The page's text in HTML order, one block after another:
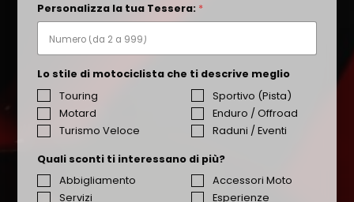
Personalizza la tua Tessera: *
Lo stile di motociclista che ti descrive meglio
Touring
Sportivo (Pista)
Motard
Enduro / Offroad
Turismo Veloce
Raduni / Eventi
Quali sconti ti interessano di più?
Abbigliamento
Accessori Moto
Servizi
Esperienze